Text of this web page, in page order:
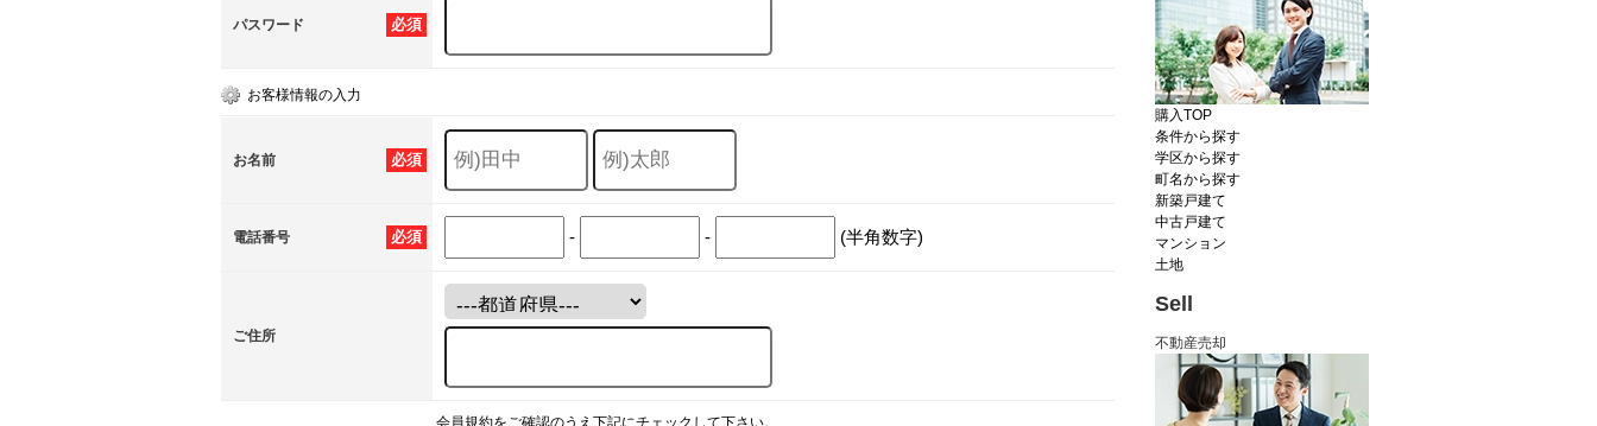
必須
パスワード
お客様情報の入力
必須
お名前
必須
電話番号 - - (半角数字)
ご住所
会員規約をご確認のうえ下記にチェックして下さい。
購入TOP
条件から探す
学区から探す
町名から探す
新築戸建て
中古戸建て
マンション
土地
Sell
不動産売却